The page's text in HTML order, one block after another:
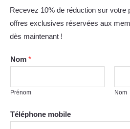
Recevez 10% de réduction sur votre
offres exclusives réservées aux
dès maintenant !
Nom *
Prénom Nom
Téléphone mobile